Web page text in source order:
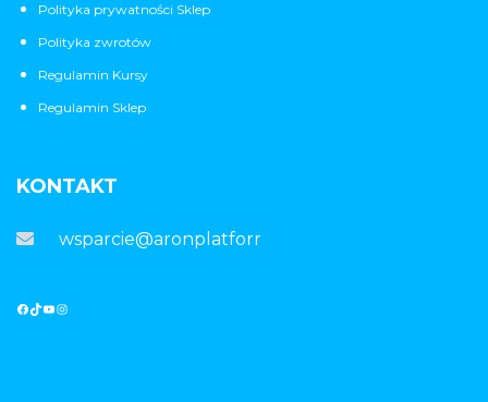
Polityka prywatności Sklep
Polityka zwrotów
Regulamin Kursy
Regulamin Sklep
KONTAKT
wsparcie@aronplatforma.pl